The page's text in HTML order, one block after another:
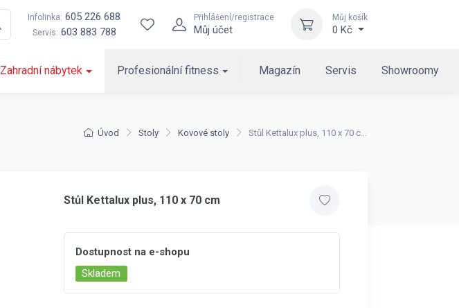
Infolinka: 605 226 688
Servis: 603 883 788
Přihlášení/registrace
Můj účet
Můj košík
0 Kč
Zahradní nábytek Profesionální fitness Magazín Servis Showroomy
Úvod Stoly Kovové stoly Stůl Kettalux plus, 110 x 70 cm
Stůl Kettalux plus, 110 x 70 cm
Dostupnost na e-shopu
Skladem